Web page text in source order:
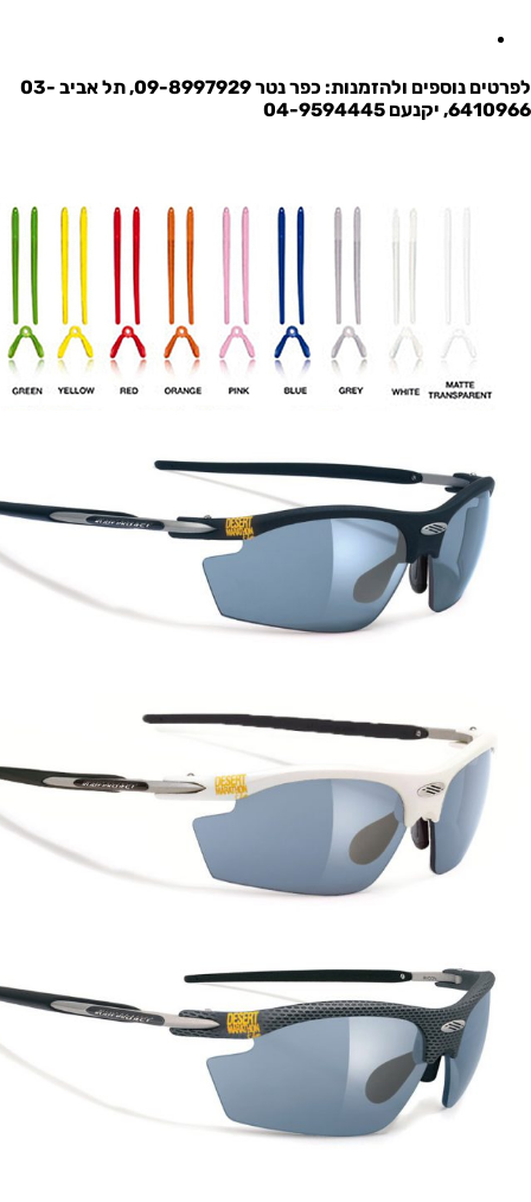
לפרטים נוספים ולהזמנות: כפר נטר 09-8997929, תל אביב 03-
6410966, יקנעם 04-9594445